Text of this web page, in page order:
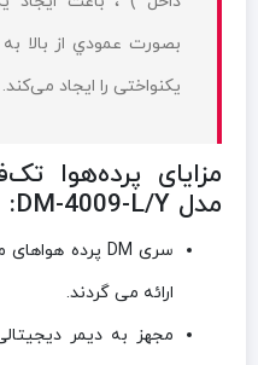
بصورت عمودي از بالا
یکنواختی را ایجاد می‌کند.
مزایای پرده‌هوا
مدل DM-4009-L/Y
:
ارائه می گردند.
مجهز به دیمر